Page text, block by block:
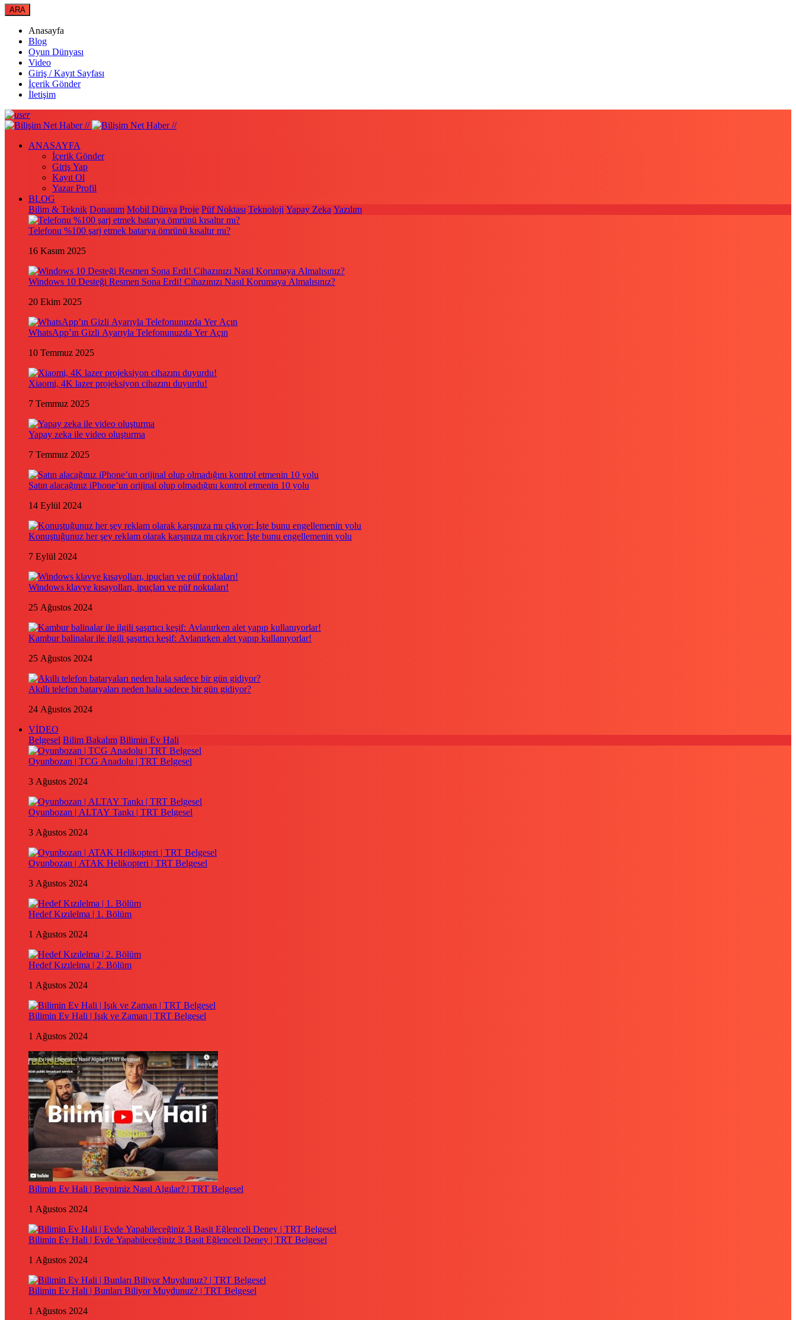
Anasayfa
Blog
Oyun Dünyası
Video
Giriş / Kayıt Sayfası
İçerik Gönder
İletişim
ANASAYFA
İçerik Gönder
Giriş Yap
Kayıt Ol
Yazar Profil
BLOG
Bilim & Teknik Donanım Mobil Dünya Proje Püf Noktası Teknoloji Yapay Zeka Yazılım
Telefonu %100 şarj etmek batarya ömrünü kısaltır mı?
16 Kasım 2025
Windows 10 Desteği Resmen Sona Erdi! Cihazınızı Nasıl Korumaya Almalısınız?
20 Ekim 2025
WhatsApp’ın Gizli Ayarıyla Telefonunuzda Yer Açın
10 Temmuz 2025
Xiaomi, 4K lazer projeksiyon cihazını duyurdu!
7 Temmuz 2025
Yapay zeka ile video oluşturma
7 Temmuz 2025
Satın alacağınız iPhone’un orijinal olup olmadığını kontrol etmenin 10 yolu
14 Eylül 2024
Konuştuğunuz her şey reklam olarak karşınıza mı çıkıyor: İşte bunu engellemenin yolu
7 Eylül 2024
Windows klavye kısayolları, ipuçları ve püf noktaları!
25 Ağustos 2024
Kambur balinalar ile ilgili şaşırtıcı keşif: Avlanırken alet yapıp kullanıyorlar!
25 Ağustos 2024
Akıllı telefon bataryaları neden hala sadece bir gün gidiyor?
24 Ağustos 2024
VİDEO
Belgesel Bilim Bakalım Bilimin Ev Hali
Oyunbozan | TCG Anadolu | TRT Belgesel
3 Ağustos 2024
Oyunbozan | ALTAY Tankı | TRT Belgesel
3 Ağustos 2024
Oyunbozan | ATAK Helikopteri | TRT Belgesel
3 Ağustos 2024
Hedef Kızılelma | 1. Bölüm
1 Ağustos 2024
Hedef Kızılelma | 2. Bölüm
1 Ağustos 2024
Bilimin Ev Hali | Işık ve Zaman | TRT Belgesel
1 Ağustos 2024
Bilimin Ev Hali | Beynimiz Nasıl Algılar? | TRT Belgesel
1 Ağustos 2024
Bilimin Ev Hali | Evde Yapabileceğiniz 3 Basit Eğlenceli Deney | TRT Belgesel
1 Ağustos 2024
Bilimin Ev Hali | Bunları Biliyor Muydunuz? | TRT Belgesel
1 Ağustos 2024